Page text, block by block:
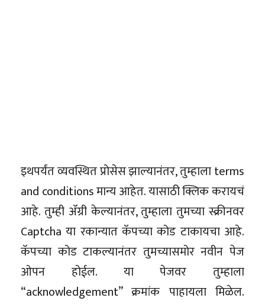
इथपर्यंत व्यवस्थित प्रोसेस झाल्यानंतर, तुम्हाला terms
and conditions मान्य आहेत. यासाठी क्लिक करायचं
आहे. तुम्ही ॲग्री केल्यानंतर, तुम्हाला तुमच्या स्क्रीनवर
Captcha या रकान्यात कॅपच्या कोड टाकायचा आहे.
कॅपच्या कोड टाकल्यानंतर तुमच्यासमोर नवीन पेज
ओपन होईल. या पेजवर तुम्हाला
“acknowledgement” क्रमांक पाहायला मिळेल.